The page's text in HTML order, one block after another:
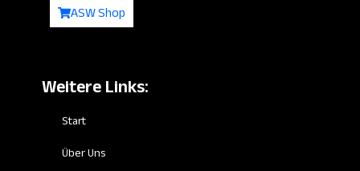
ASW Shop
Weitere Links:
Start
Über Uns